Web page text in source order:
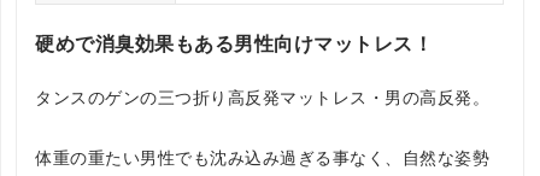
硬めで消臭効果もある男性向けマットレス！
タンスのゲンの三つ折り高反発マットレス・男の高反発。
体重の重たい男性でも沈み込み過ぎる事なく、自然な姿勢